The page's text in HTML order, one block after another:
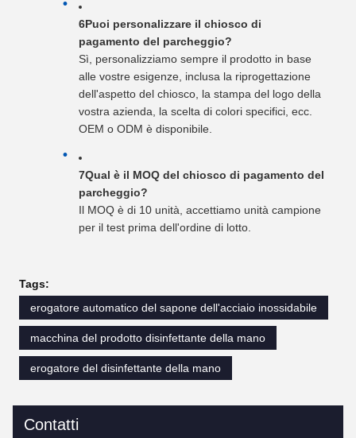
6Puoi personalizzare il chiosco di
pagamento del parcheggio?
Sì, personalizziamo sempre il prodotto in base
alle vostre esigenze, inclusa la riprogettazione
dell'aspetto del chiosco, la stampa del logo della
vostra azienda, la scelta di colori specifici, ecc.
OEM o ODM è disponibile.
7Qual è il MOQ del chiosco di pagamento del
parcheggio?
Il MOQ è di 10 unità, accettiamo unità campione
per il test prima dell'ordine di lotto.
Tags:
erogatore automatico del sapone dell'acciaio inossidabile
macchina del prodotto disinfettante della mano
erogatore del disinfettante della mano
Contatti